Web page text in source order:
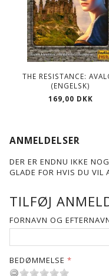
THE RESISTANCE:
(ENGELSK)
169,00 DKK
ANMELDELSER
DER ER ENDNU IKKE
GLADE FOR HVIS DU VIL
TILFØJ
FORNAVN OG
BEDØMMELSE